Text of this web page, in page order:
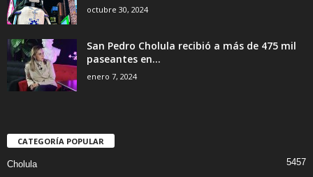
octubre 30, 2024
San Pedro Cholula recibió a más de 475 mil
paseantes en...
enero 7, 2024
CATEGORÍA POPULAR
Cholula 5457